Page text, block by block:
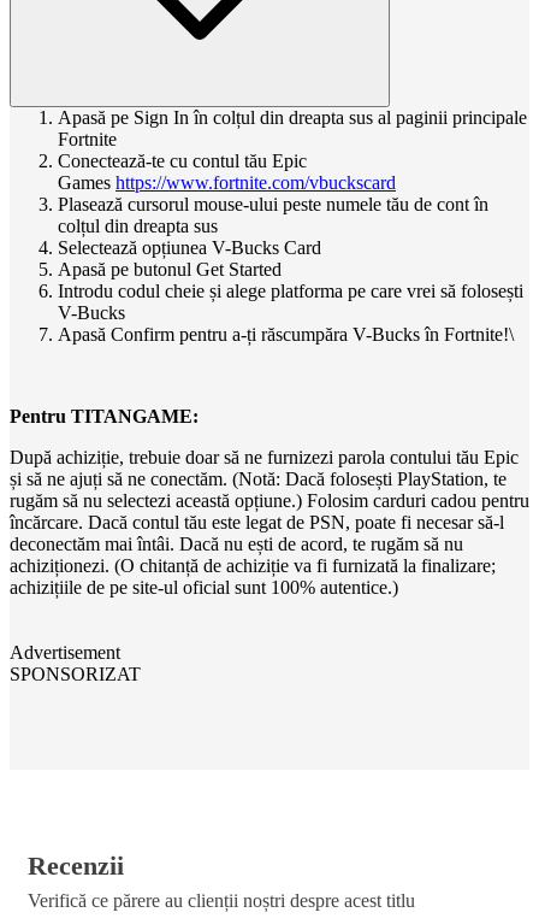
Apasă pe Sign In în colțul din dreapta sus al paginii principale
Fortnite
Conectează-te cu contul tău Epic
Games https://www.fortnite.com/vbuckscard
Plasează cursorul mouse-ului peste numele tău de cont în
colțul din dreapta sus
Selectează opțiunea V-Bucks Card
Apasă pe butonul Get Started
Introdu codul cheie și alege platforma pe care vrei să folosești
V-Bucks
Apasă Confirm pentru a-ți răscumpăra V-Bucks în Fortnite!\
Pentru TITANGAME:
După achiziție, trebuie doar să ne furnizezi parola contului tău Epic
și să ne ajuți să ne conectăm. (Notă: Dacă folosești PlayStation, te
rugăm să nu selectezi această opțiune.) Folosim carduri cadou pentru
încărcare. Dacă contul tău este legat de PSN, poate fi necesar să-l
deconectăm mai întâi. Dacă nu ești de acord, te rugăm să nu
achiziționezi. (O chitanță de achiziție va fi furnizată la finalizare;
achizițiile de pe site-ul oficial sunt 100% autentice.)
Advertisement
SPONSORIZAT
Recenzii
Verifică ce părere au clienții noștri despre acest titlu